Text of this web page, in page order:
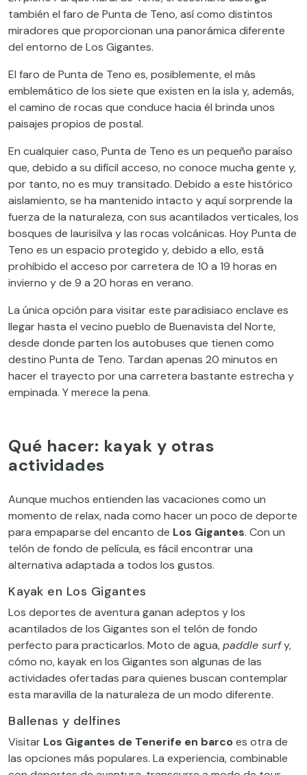
también el faro de Punta de Teno, así como distintos
miradores que proporcionan una panorámica diferente
del entorno de Los Gigantes.
El faro de Punta de Teno es, posiblemente, el más
emblemático de los siete que existen en la isla y, además,
el camino de rocas que conduce hacia él brinda unos
paisajes propios de postal.
En cualquier caso, Punta de Teno es un pequeño paraíso
que, debido a su difícil acceso, no conoce mucha gente y,
por tanto, no es muy transitado. Debido a este histórico
aislamiento, se ha mantenido intacto y aquí sorprende la
fuerza de la naturaleza, con sus acantilados verticales, los
bosques de laurisilva y las rocas volcánicas. Hoy Punta de
Teno es un espacio protegido y, debido a ello, está
prohibido el acceso por carretera de 10 a 19 horas en
invierno y de 9 a 20 horas en verano.
La única opción para visitar este paradisiaco enclave es
llegar hasta el vecino pueblo de Buenavista del Norte,
desde donde parten los autobuses que tienen como
destino Punta de Teno. Tardan apenas 20 minutos en
hacer el trayecto por una carretera bastante estrecha y
empinada. Y merece la pena.
Qué hacer: kayak y otras
actividades
Aunque muchos entienden las vacaciones como un
momento de relax, nada como hacer un poco de deporte
para empaparse del encanto de Los Gigantes. Con un
telón de fondo de película, es fácil encontrar una
alternativa adaptada a todos los gustos.
Kayak en Los Gigantes
Los deportes de aventura ganan adeptos y los
acantilados de los Gigantes son el telón de fondo
perfecto para practicarlos. Moto de agua,paddle surfy,
cómo no, kayak en los Gigantes son algunas de las
actividades ofertadas para quienes buscan contemplar
esta maravilla de la naturaleza de un modo diferente.
Ballenas y delfines
Visitar Los Gigantes de Tenerife en barcoes otra de
las opciones más populares. La experiencia, combinable